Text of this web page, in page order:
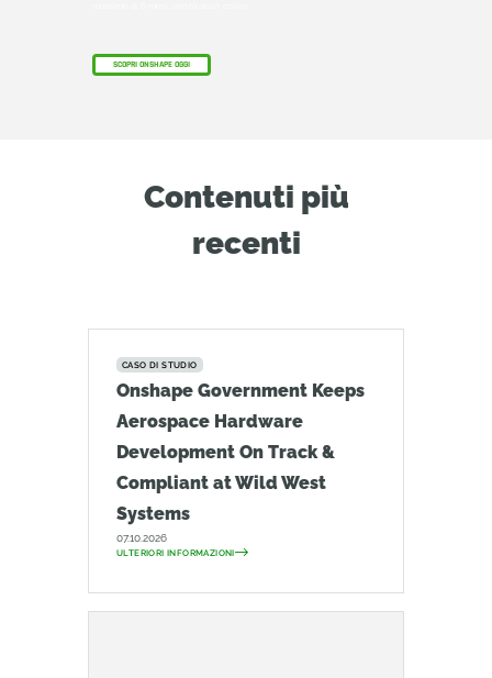
SCOPRI ONSHAPE OGGI
Contenuti più
recenti
CASO DI STUDIO
Onshape Government Keeps
Aerospace Hardware
Development On Track &
Compliant at Wild West
Systems
07.10.2026
ULTERIORI INFORMAZIONI